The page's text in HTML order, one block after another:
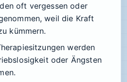
oft vergessen oder
weil die Kraft
kümmern.
werden
oder Ängsten